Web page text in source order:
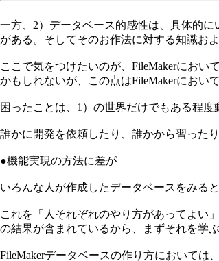
一方、2）データベース的感性は、具体的
がある。そしてそのお作法に対する知識お
ここで気をつけたいのが、FileMakerにおい
かもしれないが、この点はFileMakerにおい
困ったことは、1）の世界だけでもある程
誰かに開発を依頼したり、誰かから習った
●機能実現の方法に差が
いろんな人が作成したデータベースをみる
これを「人それぞれのやり方があってよい
の結果が含まれているから、まずそれを学
FileMakerデータベースの作り方においては